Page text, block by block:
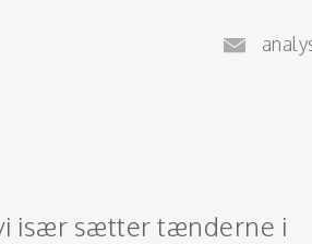
især sætter tænderne i